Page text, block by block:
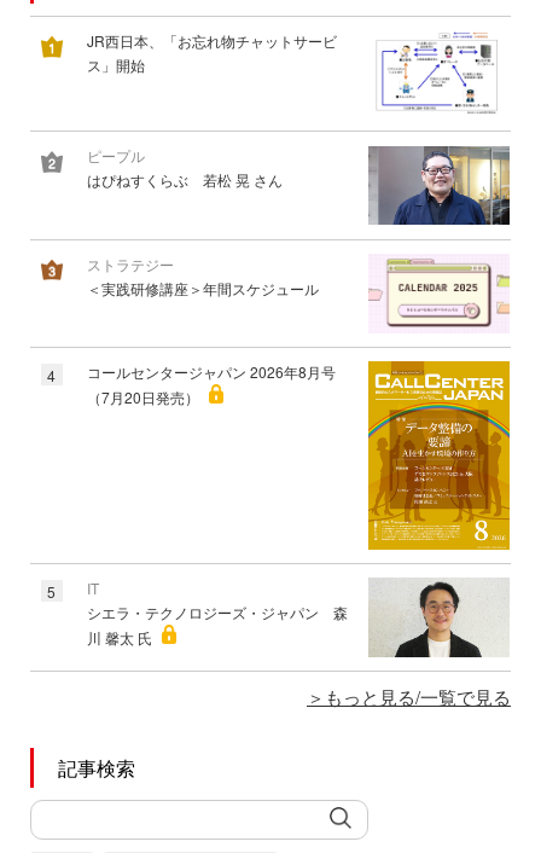
JR西日本、「お忘れ物チャットサービ
ス」開始
ピープル
はぴねすくらぶ 若松 晃 さん
ストラテジー
＜実践研修講座＞年間スケジュール
4
コールセンタージャパン 2026年8月号
（7月20日発売）
5
IT
シエラ・テクノロジーズ・ジャパン 森
川 馨太 氏
もっと見る/一覧で見る
記事検索